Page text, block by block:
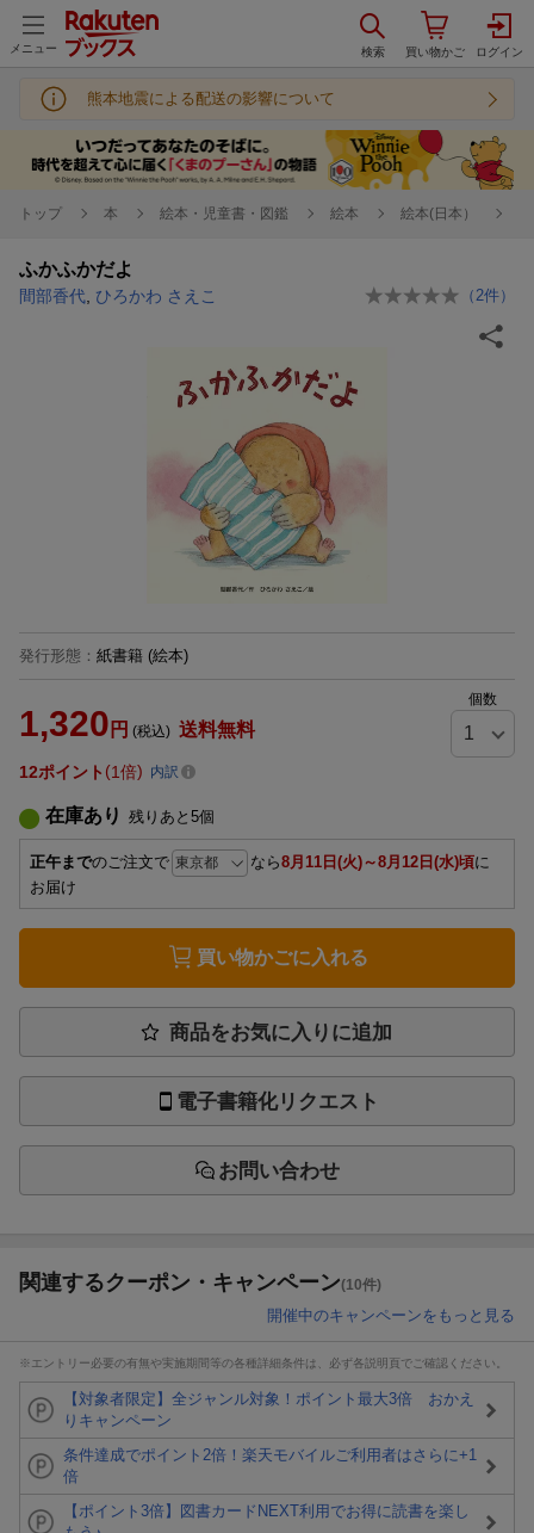
メニュー
熊本地震による配送の影響について
トップ 本 絵本・児童書・図鑑 絵本 絵本(日本）
ふかふかだよ
間部香代 ひろかわ さえこ （ 2件）
発行形態 ： 紙書籍 (絵本)
1,320 円 (税込) 送料無料
個数
12ポイント 1倍 内訳
在庫あり 残りあと 5個
正午までのご注文で なら8月11日(火)～8月12日(水)頃に
お届け
買い物かごに入れる
商品をお気に入りに追加
電子書籍化リクエスト
お問い合わせ
関連するクーポン・キャンペーン(10件)
開催中のキャンペーンをもっと見る
※エントリー必要の有無や実施期間等の各種詳細条件は、必ず各説明頁でご確認ください。
【対象者限定】全ジャンル対象！ポイント最大3倍 おかえ
りキャンペーン
条件達成でポイント2倍！楽天モバイルご利用者はさらに+1
倍
【ポイント3倍】図書カードNEXT利用でお得に読書を楽し